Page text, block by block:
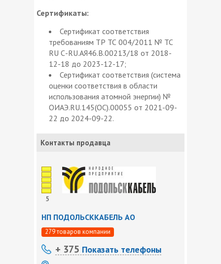
Сертификаты:
Сертификат соответствия
требованиям ТР ТС 004/2011 № ТС
RU С-RU.АЯ46.В.00213/18 от 2018-
12-18 до 2023-12-17;
Сертификат соответствия (система
оценки соответствия в области
использования атомной энергии) №
ОИАЭ.RU.145(ОС).00055 от 2021-09-
22 до 2024-09-22.
Контакты продавца
5
НП ПОДОЛЬСККАБЕЛЬ АО
279 товаров компании
+ 375 Показать телефоны